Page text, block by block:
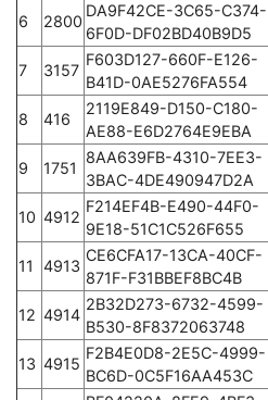
6
2800
DA9F42CE-3C65-C374-
6F0D-DF02BD40B9D5
7
3157
F603D127-660F-E126-
B41D-0AE5276FA554
8
416
2119E849-D150-C180-
AE88-E6D2764E9EBA
9
1751
8AA639FB-4310-7EE3-
3BAC-4DE490947D2A
10 4912
F214EF4B-E490-44F0-
9E18-51C1C526F655
11
4913
CE6CFA17-13CA-40CF-
871F-F31BBEF8BC4B
12 4914
2B32D273-6732-4599-
B530-8F8372063748
13 4915
F2B4E0D8-2E5C-4999-
BC6D-0C5F16AA453C